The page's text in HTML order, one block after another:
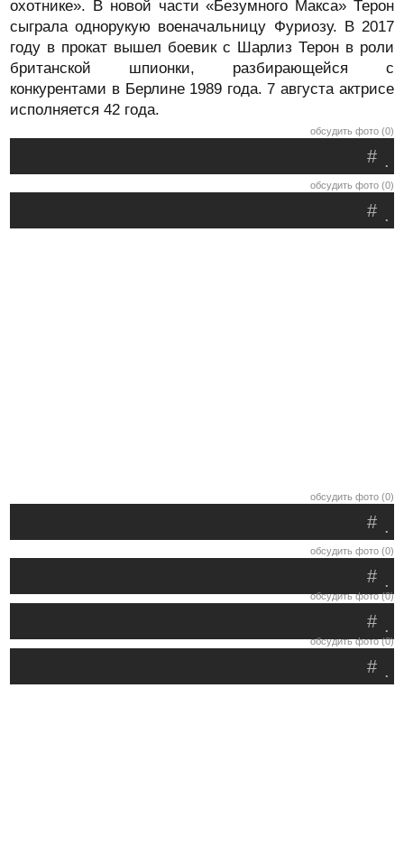
охотнике». В новой части «Безумного Макса» Терон
сыграла однорукую военачальницу Фуриозу. В 2017
году в прокат вышел боевик с Шарлиз Терон в роли
британской шпионки, разбирающейся с
конкурентами в Берлине 1989 года. 7 августа актрисе
исполняется 42 года.
обсудить фото (0)
.
#
обсудить фото (0)
.
#
обсудить фото (0)
.
#
обсудить фото (0)
.
#
обсудить фото (0)
.
#
обсудить фото (0)
.
#